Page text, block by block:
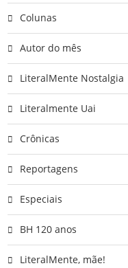
Colunas
Autor do mês
LiteralMente Nostalgia
Literalmente Uai
Crônicas
Reportagens
Especiais
BH 120 anos
LiteralMente, mãe!